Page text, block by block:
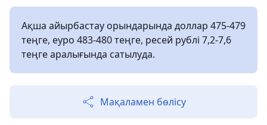
Ақша айырбастау орындарында доллар 475-479
теңге, еуро 483-480 теңге, ресей рублі 7,2-7,6
теңге аралығында сатылуда.
Мақаламен бөлісу